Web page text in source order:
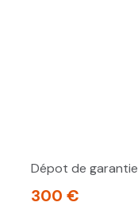
Dépot de garantie
300 €